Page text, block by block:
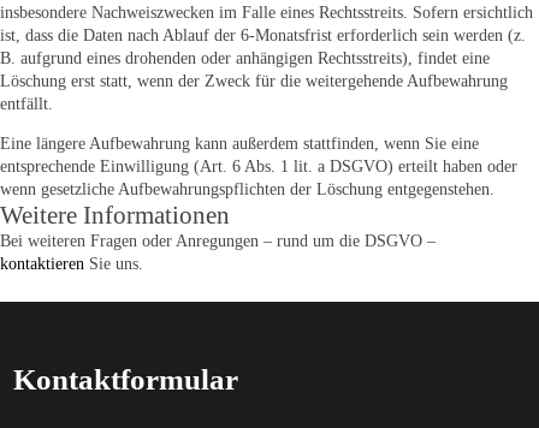
insbesondere Nachweiszwecken im Falle eines Rechtsstreits. Sofern ersichtlich
ist, dass die Daten nach Ablauf der 6-Monatsfrist erforderlich sein werden (z.
B. aufgrund eines drohenden oder anhängigen Rechtsstreits), findet eine
Löschung erst statt, wenn der Zweck für die weitergehende Aufbewahrung
entfällt.
Eine längere Aufbewahrung kann außerdem stattfinden, wenn Sie eine
entsprechende Einwilligung (Art. 6 Abs. 1 lit. a DSGVO) erteilt haben oder
wenn gesetzliche Aufbewahrungspflichten der Löschung entgegenstehen.
Weitere Informationen
Bei weiteren Fragen oder Anregungen – rund um die DSGVO –
kontaktieren Sie uns.
Kontaktformular